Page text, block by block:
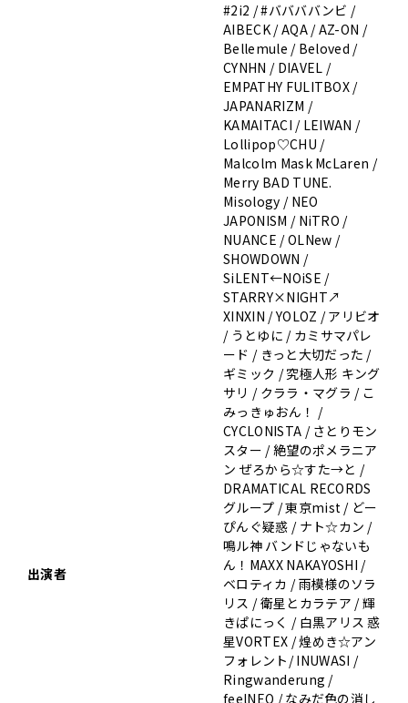
出演者
#2i2 / #ババババンビ /
AIBECK / AQA / AZ-ON /
Bellemule / Beloved /
CYNHN / DIAVEL /
EMPATHY FULITBOX /
JAPANARIZM /
KAMAITACI / LEIWAN /
Lollipop♡CHU /
Malcolm Mask McLaren /
Merry BAD TUNE.
Misology / NEO
JAPONISM / NiTRO /
NUANCE / OLNew /
SHOWDOWN /
SiLENT←NOiSE /
STARRY×NIGHT↗︎
XINXIN / YOLOZ / アリビオ
/ うとゆに / カミサマパレ
ード / きっと大切だった /
ギミック / 究極人形 キング
サリ / クララ・マグラ / こ
みっきゅおん！ /
CYCLONISTA / さとりモン
スター / 絶望のポメラニア
ン ぜろから☆すた→と /
DRAMATICAL RECORDS
グループ / 東京mist / どー
ぴんぐ疑惑 / ナト☆カン /
鳴ル神 バンドじゃないも
ん！MAXX NAKAYOSHI /
ベロティカ / 雨模様のソラ
リス / 衛星とカラテア / 輝
きぱにっく / 白黒アリス 惑
星VORTEX / 煌めき☆アン
フォレント/ INUWASI /
Ringwanderung /
feelNEO / なみだ色の消し